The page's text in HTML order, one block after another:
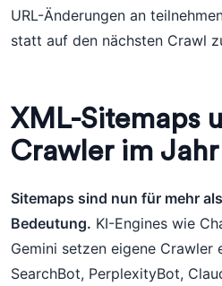
URL-Änderungen an
statt auf den nächsten Crawl
XML-Sitemaps
Crawler im
Sitemaps sind nun für mehr
Bedeutung. KI-Engines wie
Gemini setzen eigene Crawler
SearchBot, PerplexityBot,